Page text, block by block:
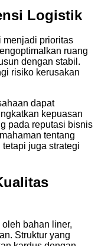
Logistik
menjadi prioritas
ruang
dengan stabil.
risiko kerusakan
dapat
kepuasan
pada reputasi bisnis
tentang
juga strategi
bahan liner,
Struktur yang